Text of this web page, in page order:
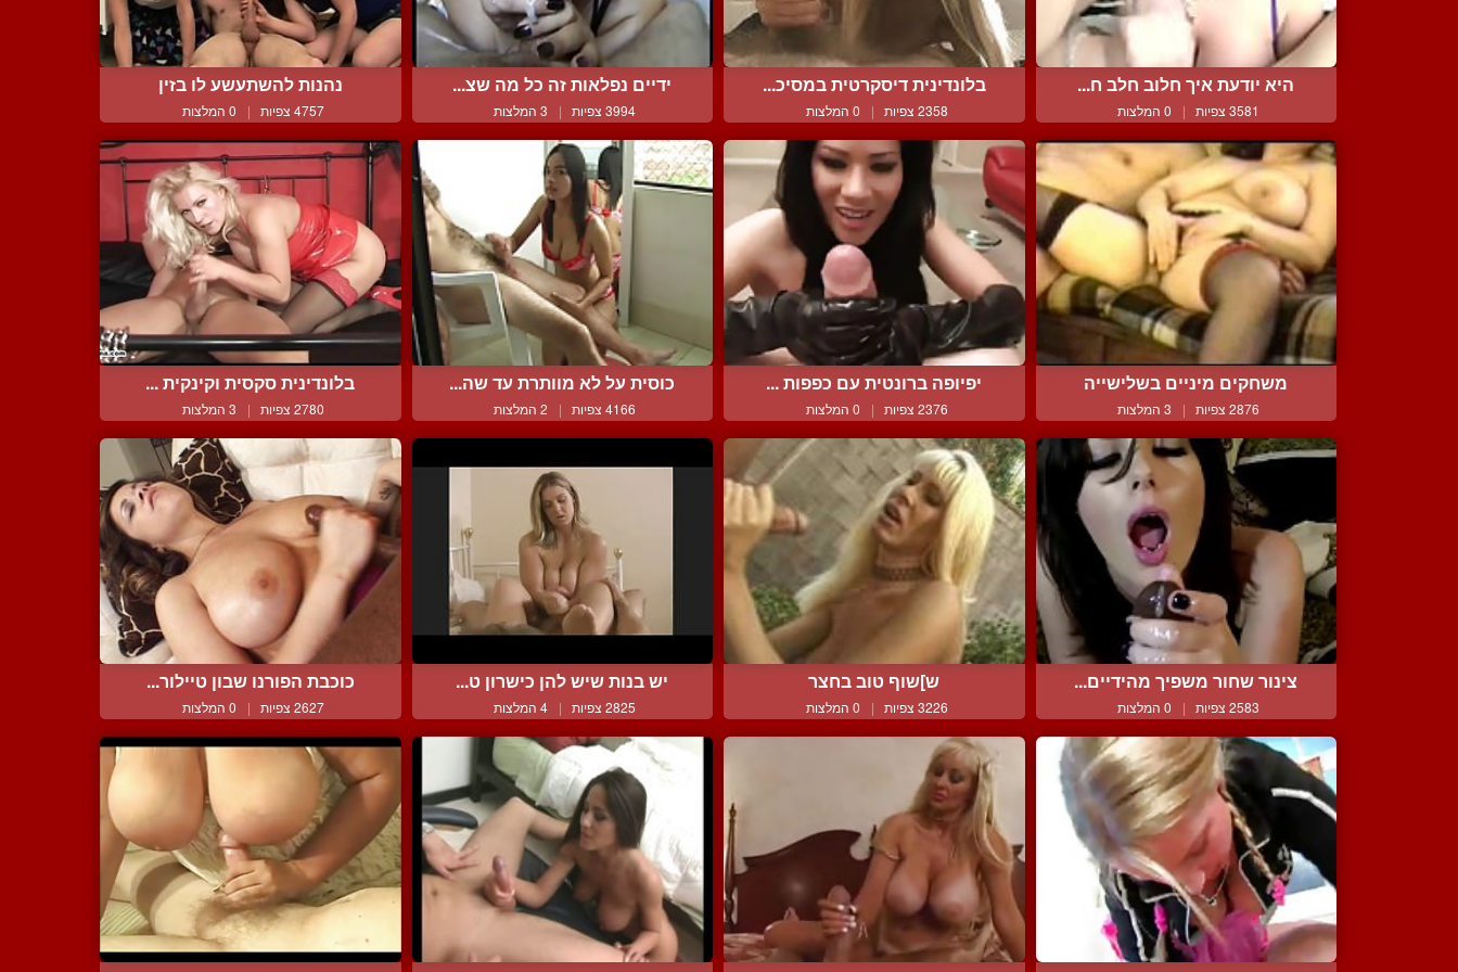
היא יודעת איך חלוב חלב ח...
3581 צפיות | 0 המלצות
בלונדינית דיסקרטית במסיכ...
2358 צפיות | 0 המלצות
ידיים נפלאות זה כל מה שצ...
3994 צפיות | 3 המלצות
נהנות להשתעשע לו בזין
4757 צפיות | 0 המלצות
משחקים מיניים בשלישייה
2876 צפיות | 3 המלצות
יפיופה ברונטית עם כפפות ...
2376 צפיות | 0 המלצות
כוסית על לא מוותרת עד שה...
4166 צפיות | 2 המלצות
בלונדינית סקסית וקינקית ...
2780 צפיות | 3 המלצות
צינור שחור משפיך מהידיים...
2583 צפיות | 0 המלצות
ש]שוף טוב בחצר
3226 צפיות | 0 המלצות
יש בנות שיש להן כישרון ט...
2825 צפיות | 4 המלצות
כוכבת הפורנו שבון טיילור...
2627 צפיות | 0 המלצות